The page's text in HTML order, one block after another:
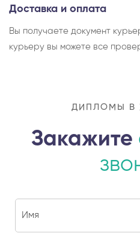
Доставка и оплата
Вы получаете документ
курьеру вы можете все
ДИПЛОМЫ В
Закажите